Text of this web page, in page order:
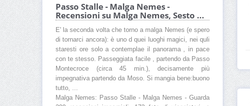
Passo Stalle - Malga Nemes -
Recensioni su Malga Nemes, Sesto ...
E' la seconda volta che torno a malga Nemes (e spero
di tornarci ancora): è uno d quei luoghi magici, nei quli
staresti ore solo a contemplae il panorama , in pace
con te stesso. Passeggiata facile , partendo da Passo
Montecroce (circa 45 min.), decisamente più
impegnativa partendo da Moso. Si mangia bene:buono
tutto, ...
Malga Nemes: Passo Stalle - Malga Nemes - Guarda